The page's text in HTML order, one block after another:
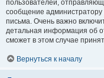
пользователей,
сообщение
письма. Очень важно
детальная информация об
сможет в этом случае
Вернуться к началу